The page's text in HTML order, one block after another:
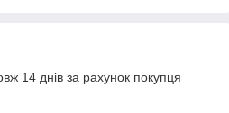
14 днів за рахунок покупця